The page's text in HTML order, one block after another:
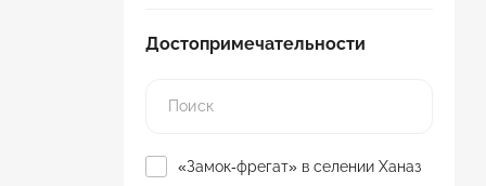
Достопримечательности
«Замок-фрегат» в селении Ханаз